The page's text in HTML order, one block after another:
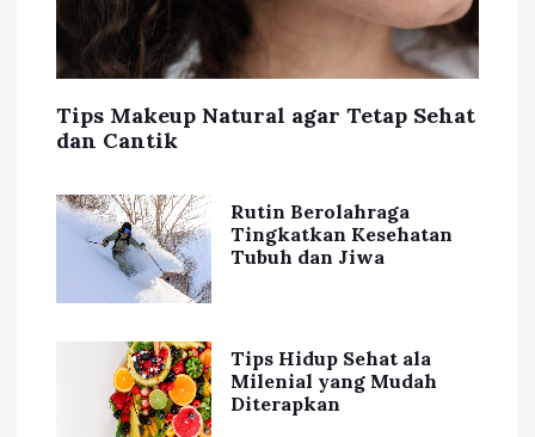
Tips Makeup Natural agar Tetap Sehat
dan Cantik
Rutin Berolahraga
Tingkatkan Kesehatan
Tubuh dan Jiwa
Tips Hidup Sehat ala
Milenial yang Mudah
Diterapkan